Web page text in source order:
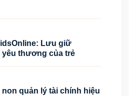
Lưu giữ
yêu thương của trẻ
quản lý tài chính hiệu